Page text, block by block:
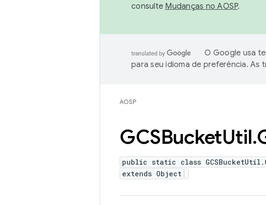
consulte Mudanças no AOSP.
O Google usa
para seu idioma de preferência. As
AOSP
GCSBucketUtil.
public static class
extends Object